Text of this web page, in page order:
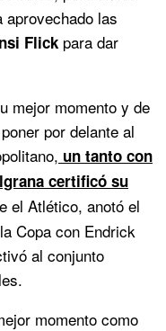
las
Flick para dar
mejor momento y de
por delante al
un tanto con
certificó su
el Atlético, anotó el
Copa con Endrick
al conjunto
momento como